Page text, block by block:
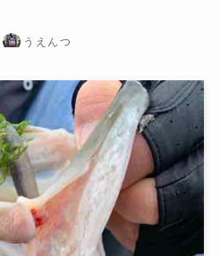
うえんつ